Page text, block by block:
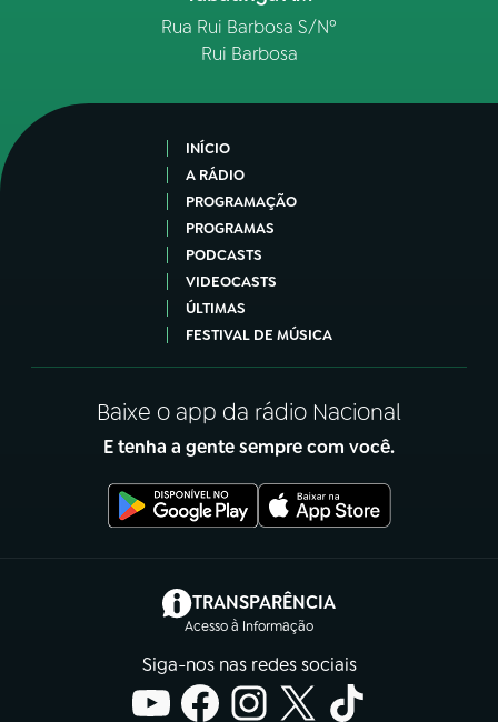
Rua Rui Barbosa S/Nº
Rui Barbosa
INÍCIO
A RÁDIO
PROGRAMAÇÃO
PROGRAMAS
PODCASTS
VIDEOCASTS
ÚLTIMAS
FESTIVAL DE MÚSICA
Baixe o app da rádio Nacional
E tenha a gente sempre com você.
TRANSPARÊNCIA
Acesso à Informação
(abre em nova aba)
Siga-nos nas redes sociais